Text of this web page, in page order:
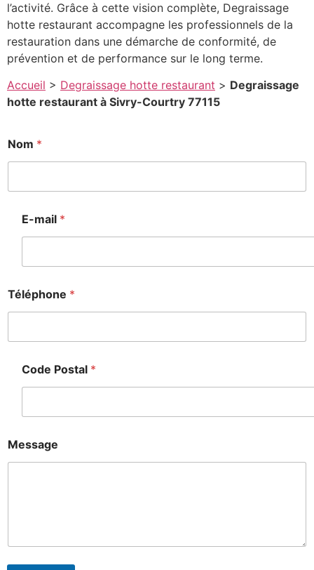
l’activité. Grâce à cette vision complète, Degraissage
hotte restaurant accompagne les professionnels de la
restauration dans une démarche de conformité, de
prévention et de performance sur le long terme.
Accueil > Degraissage hotte restaurant > Degraissage
hotte restaurant à Sivry-Courtry 77115
e
s
a
Nom *
E-mail *
Téléphone *
Code Postal *
Message